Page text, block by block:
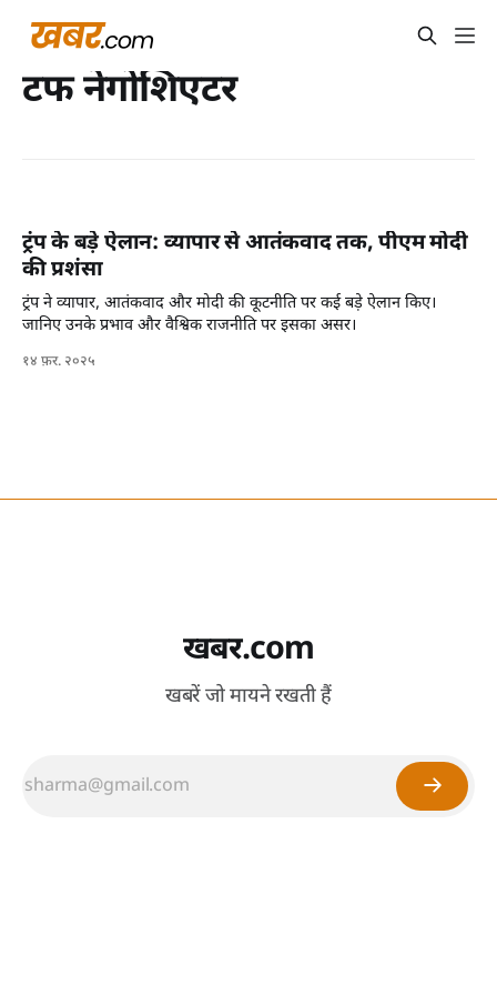
टफ नेगोशिएटर
ट्रंप के बड़े ऐलान: व्यापार से आतंकवाद तक, पीएम मोदी
की प्रशंसा
ट्रंप ने व्यापार, आतंकवाद और मोदी की कूटनीति पर कई बड़े ऐलान किए।
जानिए उनके प्रभाव और वैश्विक राजनीति पर इसका असर।
१४ फ़र. २०२५
खबर.com
खबरें जो मायने रखती हैं